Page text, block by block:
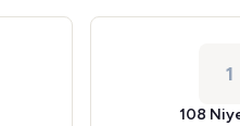
1
108